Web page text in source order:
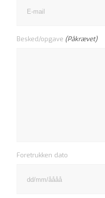
Besked/opgave (Påkrævet)
Foretrukken dato